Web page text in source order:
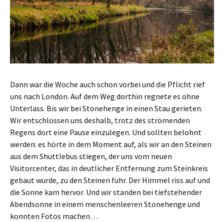
Dann war die Woche auch schon vorbei und die Pflicht rief
uns nach London. Auf dem Weg dorthin regnete es ohne
Unterlass. Bis wir bei Stonehenge in einen Stau gerieten.
Wir entschlossen uns deshalb, trotz des strömenden
Regens dort eine Pause einzulegen. Und sollten belohnt
werden: es hörte in dem Moment auf, als wir an den Steinen
aus dem Shuttlebus stiegen, der uns vom neuen
Visitorcenter, das in deutlicher Entfernung zum Steinkreis
gebaut wurde, zu den Steinen fuhr. Der Himmel riss auf und
die Sonne kam hervor. Und wir standen bei tiefstehender
Abendsonne in einem menschenleeren Stonehenge und
konnten Fotos machen…